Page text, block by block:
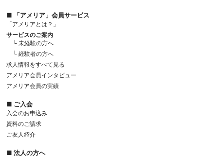
■ 「アメリア」会員サービス
「アメリアとは？」
サービスのご案内
└ 未経験の方へ
└ 経験者の方へ
求人情報をすべて見る
アメリア会員インタビュー
アメリア会員の実績
■ ご入会
入会のお申込み
資料のご請求
ご友人紹介
■ 法人の方へ